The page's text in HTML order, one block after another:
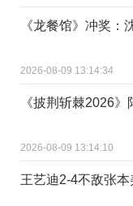
《龙餐馆》冲奖：
2026-08-09 13:14:34
《披荆斩棘2026
2026-08-09 13:14:10
王艺迪2-4不敌张